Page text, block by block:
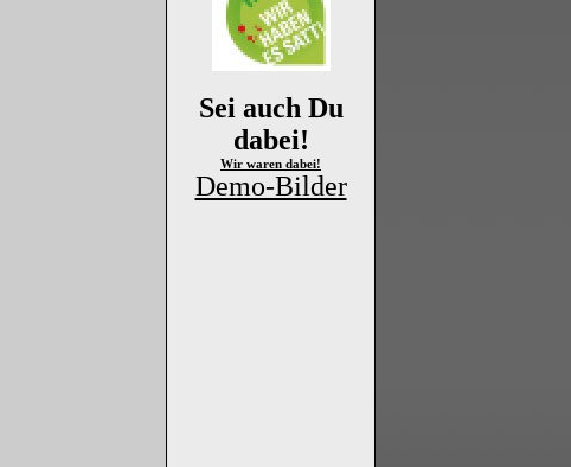
Sei auch Du
dabei!
Wir waren dabei!
Demo-Bilder